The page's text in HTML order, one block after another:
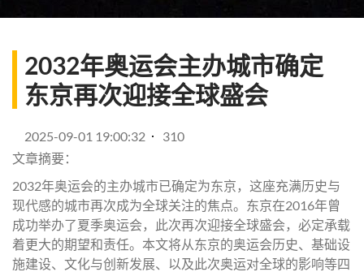
2032年奥运会主办城市确定
东京再次迎接全球盛会
2025-09-01 19:00:32
310
文章摘要：
2032年奥运会的主办城市已确定为东京，这座充满历史与
现代感的城市再次成为全球关注的焦点。东京在2016年曾
成功举办了夏季奥运会，此次再次迎接全球盛会，必定承载
着更大的期望和责任。本文将从东京的奥运会历史、基础设
施建设、文化与创新发展、以及此次奥运对全球的影响等四